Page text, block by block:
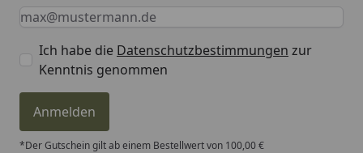
Keine Eingabe erforderlich
Eingabe erforderlich
E-Mail *
Ich habe die Datenschutzbestimmungen zur
Kenntnis genommen
Anmelden
*Der Gutschein gilt ab einem Bestellwert von 100,00 €